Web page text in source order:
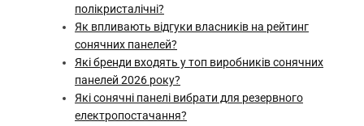
полікристалічні?
Як впливають відгуки власників на рейтинг
сонячних панелей?
Які бренди входять у топ виробників сонячних
панелей 2026 року?
Які сонячні панелі вибрати для резервного
електропостачання?